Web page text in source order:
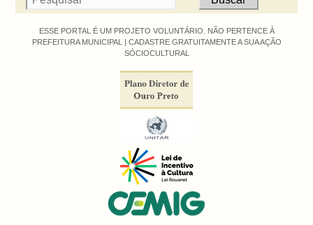
ESSE PORTAL É UM PROJETO VOLUNTÁRIO. NÃO PERTENCE À
PREFEITURA MUNICIPAL | CADASTRE GRATUITAMENTE A SUA AÇÃO
SÓCIOCULTURAL